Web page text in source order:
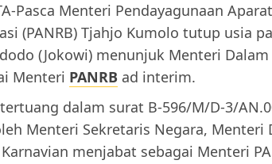
Pasca Menteri Pendayagunaan
(PANRB) Tjahjo Kumolo tutup usia
(Jokowi) menunjuk Menteri
Menteri PANRB ad interim.
dalam surat B-596/M/D-3/
Menteri Sekretaris Negara, Menteri
menjabat sebagai Menteri